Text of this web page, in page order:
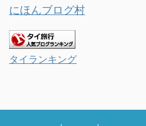
にほんブログ村
タイランキング